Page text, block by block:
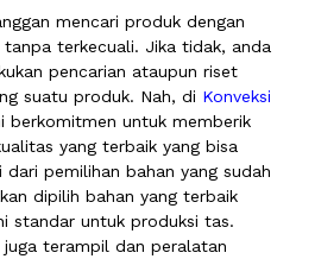
mencari produk dengan
terkecuali. Jika tidak, anda
pencarian ataupun riset
suatu produk. Nah, di Konveksi
berkomitmen untuk memberik
yang terbaik yang bisa
pemilihan bahan yang sudah
dipilih bahan yang terbaik
standar untuk produksi tas.
juga terampil dan peralatan